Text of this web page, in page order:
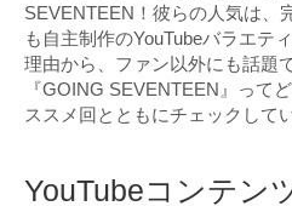
SEVENTEEN！彼らの人気は、
も自主制作のYouTubeバラエテ
理由から、ファン以外にも話題
『GOING SEVENTEEN』って
ススメ回とともにチェックして
YouTubeコンテン